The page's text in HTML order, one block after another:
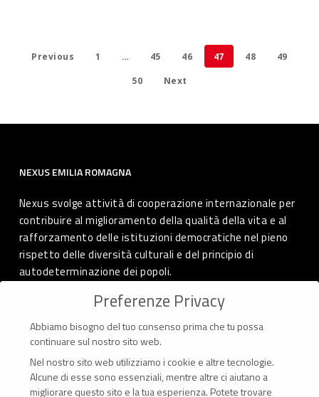
Previous 1 … 45 46 47 48
49
50
Next
NEXUS EMILIA ROMAGNA
Nexus svolge attività di cooperazione internazionale per
contribuire al miglioramento della qualità della vita e al
rafforzamento delle istituzioni democratiche nel pieno
rispetto delle diversità culturali e del principio di
autodeterminazione dei popoli.
CONTATTI
Via Marconi 69 – 40122 Bologna (Italia)
Preferenze Privacy
Abbiamo bisogno del tuo consenso prima che tu possa
continuare sul nostro sito web.
Nel nostro sito web utilizziamo i cookie e altre tecnologie.
Alcune di esse sono essenziali, mentre altre ci aiutano a
migliorare questo sito e la tua esperienza. Potete trovare